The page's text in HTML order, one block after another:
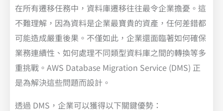
在所有遷移任務中，資料庫遷移往往最令企業擔憂。這
不難理解，因為資料是企業最寶貴的資產，任何差錯都
可能造成嚴重後果。不僅如此，企業還面臨著如何確保
業務連續性、如何處理不同類型資料庫之間的轉換等多
重挑戰。AWS Database Migration Service (DMS) 正
是為解決這些問題而設計。
透過 DMS，企業可以獲得以下關鍵優勢：